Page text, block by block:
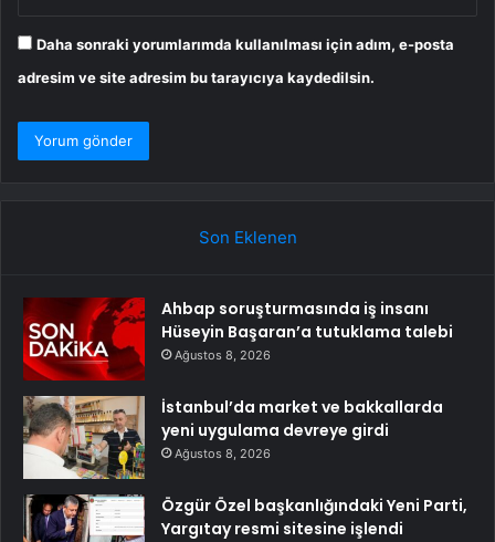
Daha sonraki yorumlarımda kullanılması için adım, e-posta
adresim ve site adresim bu tarayıcıya kaydedilsin.
Son Eklenen
Ahbap soruşturmasında iş insanı
Hüseyin Başaran’a tutuklama talebi
Ağustos 8, 2026
İstanbul’da market ve bakkallarda
yeni uygulama devreye girdi
Ağustos 8, 2026
Özgür Özel başkanlığındaki Yeni Parti,
Yargıtay resmi sitesine işlendi